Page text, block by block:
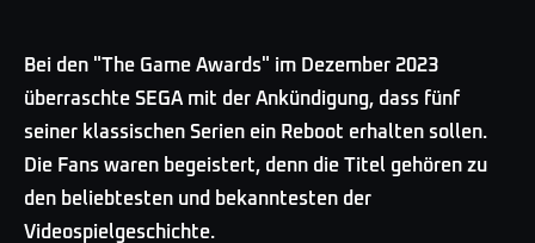
Bei den "The Game Awards" im Dezember 2023
überraschte SEGA mit der Ankündigung, dass fünf
seiner klassischen Serien ein Reboot erhalten sollen.
Die Fans waren begeistert, denn die Titel gehören zu
den beliebtesten und bekanntesten der
Videospielgeschichte.